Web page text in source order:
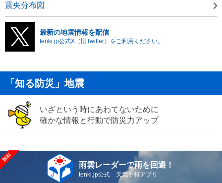
震央分布図
最新の地震情報を配信
tenki.jp公式X（旧Twitter）をご利用ください。
「知る防災」地震
いざという時にあわてないために
確かな情報と行動で防災力アップ
雨雲レーダーで雨を回避！
tenki.jp公式 天気予報アプリ